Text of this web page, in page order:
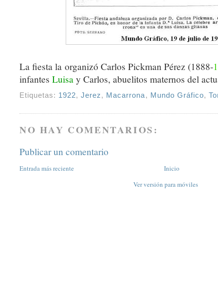
La fiesta la organizó Carlos Pickman Pérez (1888-
infantes Luisay Carlos, abuelitos maternos del
Etiquetas: 1922,Jerez, Macarrona, Mundo Gráfico,
NO HAY COMENTARIOS:
Publicar un comentario
Entrada más reciente
Inicio
Ver versión para móviles